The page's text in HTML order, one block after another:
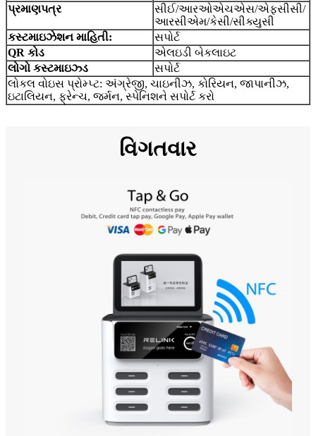
પ્રમાણપત્ર
સીઈ/આરઓએચએસ/એફસીસી/
આરસીએમ/કેસી/સીક્યુસી
કસ્ટમાઇઝેશન માહિતી:
સપોર્ટ
QR કોડ
એલઇડી બેકલાઇટ
લોગો કસ્ટમાઇઝ્ડ
સપોર્ટ
લોકલ વોઇસ પ્રોમ્પ્ટ: અંગ્રેજી, ચાઇનીઝ, કોરિયન, જાપાનીઝ,
ઇટાલિયન, ફ્રેન્ચ, જર્મન, સ્પેનિશને સપોર્ટ કરો
વિગતવાર